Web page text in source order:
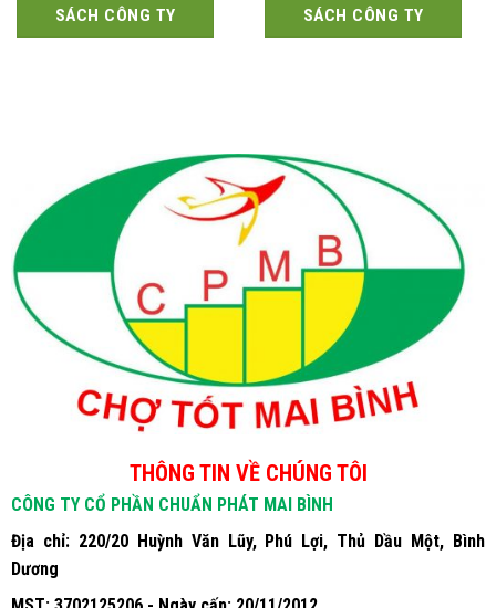
SÁCH CÔNG TY
SÁCH CÔNG TY
THÔNG TIN VỀ CHÚNG TÔI
CÔNG TY CỔ PHẦN CHUẨN PHÁT MAI BÌNH
Địa chỉ: 220/20 Huỳnh Văn Lũy, Phú Lợi, Thủ Dầu Một, Bình
Dương